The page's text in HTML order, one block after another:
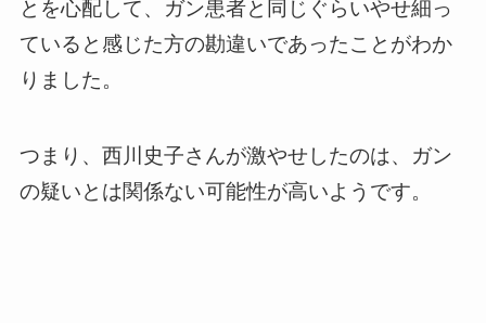
とを心配して、ガン患者と同じぐらいやせ細っ
ていると感じた方の勘違いであったことがわか
りました。
つまり、西川史子さんが激やせしたのは、ガン
の疑いとは関係ない可能性が高いようです。